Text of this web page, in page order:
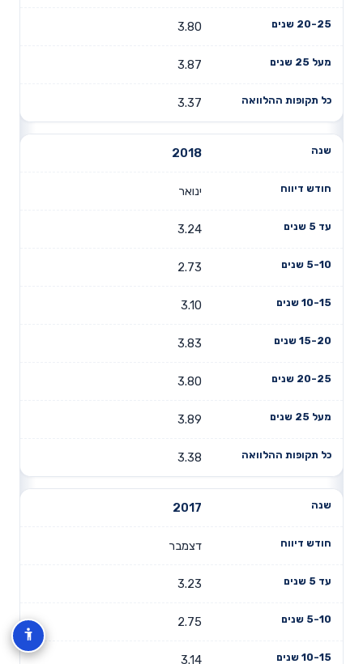
3.80
3.87
3.37
2018
ינואר
3.24
2.73
3.10
3.83
3.80
3.89
3.38
2017
דצמבר
3.23
2.75
3.14